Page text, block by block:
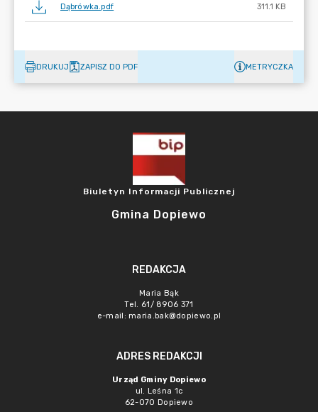
Dąbrówka.pdf 311.1 KB
DRUKUJ ZAPISZ DO PDF METRYCZKA
Biuletyn Informacji Publicznej
Gmina Dopiewo
REDAKCJA
Maria Bąk
Tel. 61/ 8906 371
e-mail: maria.bak@dopiewo.pl
ADRES REDAKCJI
Urząd Gminy Dopiewo
ul. Leśna 1c
62-070 Dopiewo